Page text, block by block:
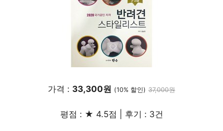
가격 : 33,300원 (10% 할인) 37,000원
평점 : ★ 4.5점 | 후기 : 3건